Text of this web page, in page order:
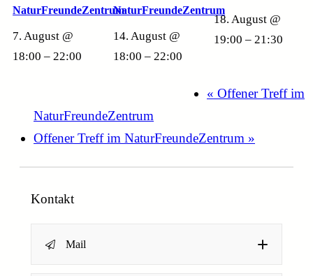
NaturFreundeZentrum
7. August @
18:00 – 22:00
NaturFreundeZentrum
14. August @
18:00 – 22:00
18. August @
19:00 – 21:30
« Offener Treff im
NaturFreundeZentrum
Offener Treff im NaturFreundeZentrum »
Kontakt
Mail